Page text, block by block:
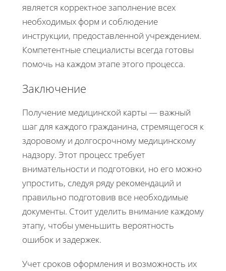
является корректное заполнение всех
необходимых форм и соблюдение
инструкции, предоставленной учреждением.
Компетентные специалисты всегда готовы
помочь на каждом этапе этого процесса.
Заключение
Получение медицинской карты — важный
шаг для каждого гражданина, стремящегося к
здоровому и долгосрочному медицинскому
надзору. Этот процесс требует
внимательности и подготовки, но его можно
упростить, следуя ряду рекомендаций и
правильно подготовив все необходимые
документы. Стоит уделить внимание каждому
этапу, чтобы уменьшить вероятность
ошибок и задержек.
Учет сроков оформления и возможность их